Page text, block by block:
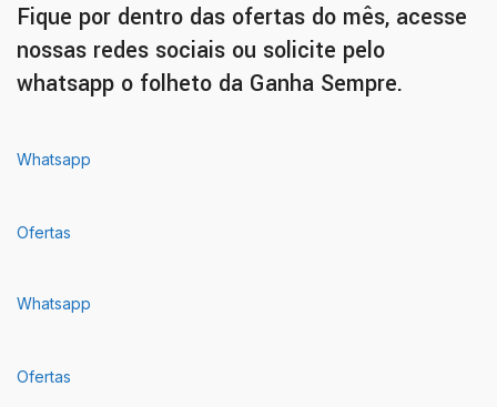
Fique por dentro das ofertas do mês, acesse
nossas redes sociais ou solicite pelo
whatsapp o folheto da Ganha Sempre.
Whatsapp
Ofertas
Whatsapp
Ofertas